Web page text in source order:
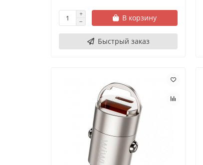
В корзину
Быстрый заказ